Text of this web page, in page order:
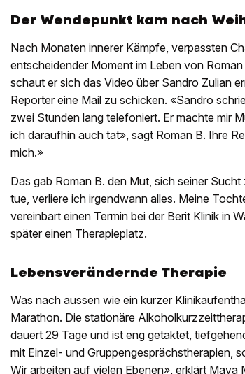
Der Wendepunkt kam nach
Nach Monaten innerer Kämpfe, verpassten
entscheidender Moment im Leben von
schaut er sich das Video über Sandro Zulian
Reporter eine Mail zu schicken. «Sandro
zwei Stunden lang telefoniert. Er machte mir
ich daraufhin auch tat», sagt Roman B. Ihre
mich.»
Das gab Roman B. den Mut, sich seiner
tue, verliere ich irgendwann alles. Meine
vereinbart einen Termin bei der Berit Klinik in
später einen Therapieplatz.
Lebensverändernde Therapie
Was nach aussen wie ein kurzer
Marathon. Die stationäre
dauert 29 Tage und ist eng getaktet,
mit Einzel- und Gruppengesprächstherapien,
Wir arbeiten auf vielen Ebenen», erklärt Maya